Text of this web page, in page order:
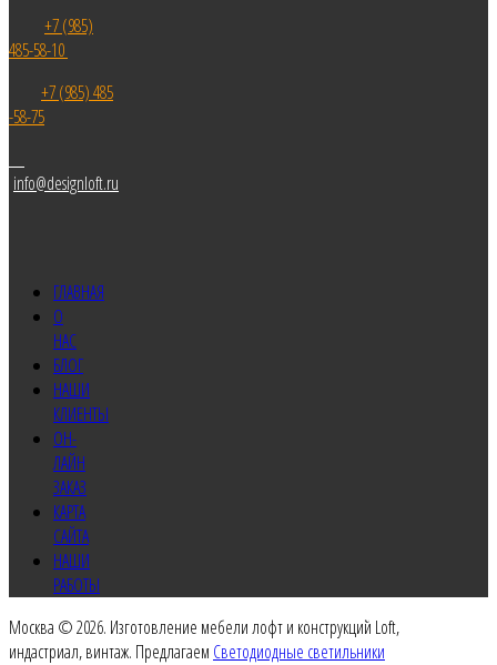
+7 (985)
485-58-10
+7 (985) 485
-58-75
info@designloft.ru
ГЛАВНАЯ
О
НАС
БЛОГ
НАШИ
КЛИЕНТЫ
ОН-
ЛАЙН
ЗАКАЗ
КАРТА
САЙТА
НАШИ
РАБОТЫ
Москва © 2026. Изготовление мебели лофт и конструкций Loft,
индастриал, винтаж. Предлагаем Светодиодные светильники